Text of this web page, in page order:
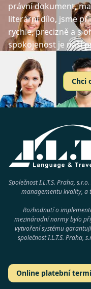
právní dokument,
literární dílo, jsme
rychle, precizně a s
spokojenost je naší
Chci
Společnost I.L.T.S. Praha,
managementu kvality, a
Rozhodnutí o
mezinárodní normy bylo
vytvoření systému
společnostI.L.T.S. Praha,
Online platební